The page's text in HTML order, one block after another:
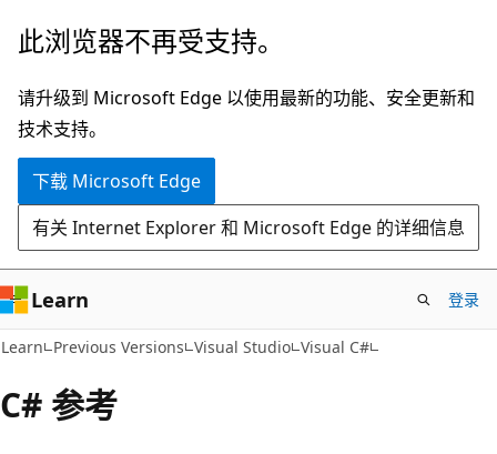
跳
主
要
内
此浏览器不再受支持。
请升级到 Microsoft Edge 以使用最新的功能、安全更新和
技术支持。
下载 Microsoft Edge
有关 Internet Explorer 和 Microsoft Edge 的详细信息
Learn 登录
Learn Previous Versions Visual Studio Visual C#
C# 参考